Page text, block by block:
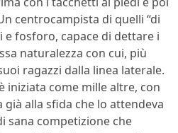
centrocampista di quelli “di
fosforo, capace di dettare i
naturalezza con cui, più
ragazzi dalla linea laterale.
iniziata come mille altre, con
alla sfida che lo attendeva
sana competizione che